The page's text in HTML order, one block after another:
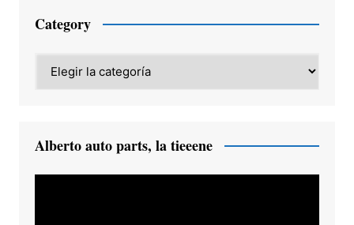
Category
Alberto auto parts, la tieeene